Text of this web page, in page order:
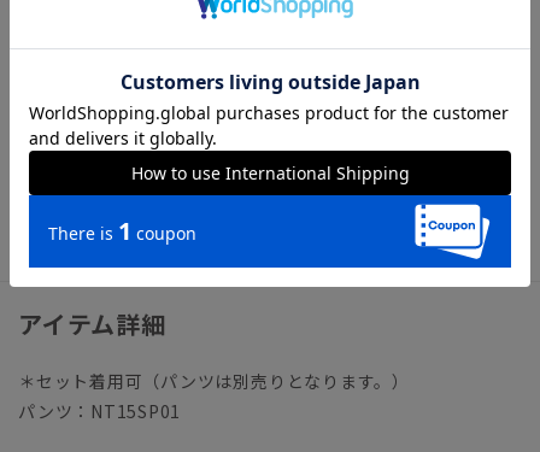
【ショップインブランド】 COMMUTECH（コミューテッ
ク）
多様性や利便性（機能・ファッション性）、テレワークなど
様々な切り口へフォーカスしたオフィススタイルコンテンツで
す。
ビジネス ビジネスカジュアル オフィスカジュアル テーラ
ード
アイテム詳細
＊セット着用可（パンツは別売りとなります。）
パンツ：NT15SP01